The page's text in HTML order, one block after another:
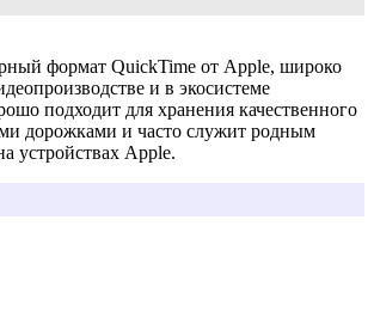
формат QuickTime от Apple, широко
и в экосистеме
подходит для хранения качественного
дорожками и часто служит родным
устройствах Apple.